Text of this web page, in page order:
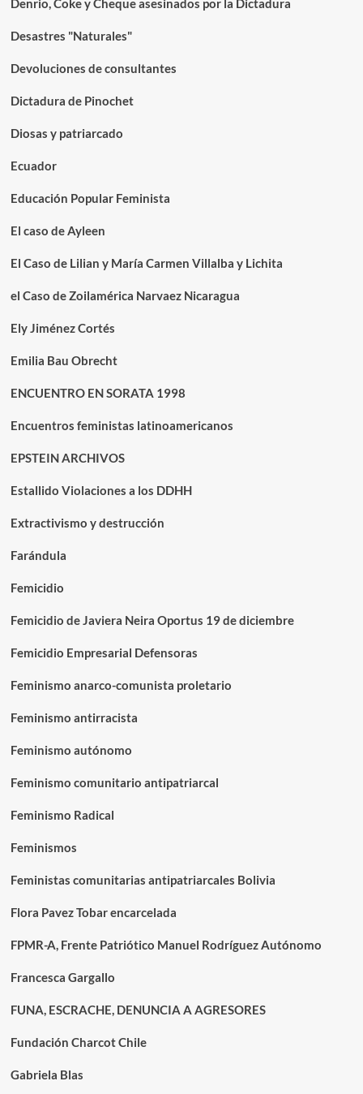
Denrio, Coke y Cheque asesinados por la Dictadura
Desastres "Naturales"
Devoluciones de consultantes
Dictadura de Pinochet
Diosas y patriarcado
Ecuador
Educación Popular Feminista
El caso de Ayleen
El Caso de Lilian y María Carmen Villalba y Lichita
el Caso de Zoilamérica Narvaez Nicaragua
Ely Jiménez Cortés
Emilia Bau Obrecht
ENCUENTRO EN SORATA 1998
Encuentros feministas latinoamericanos
EPSTEIN ARCHIVOS
Estallido Violaciones a los DDHH
Extractivismo y destrucción
Farándula
Femicidio
Femicidio de Javiera Neira Oportus 19 de diciembre
Femicidio Empresarial Defensoras
Feminismo anarco-comunista proletario
Feminismo antirracista
Feminismo autónomo
Feminismo comunitario antipatriarcal
Feminismo Radical
Feminismos
Feministas comunitarias antipatriarcales Bolivia
Flora Pavez Tobar encarcelada
FPMR-A, Frente Patriótico Manuel Rodríguez Autónomo
Francesca Gargallo
FUNA, ESCRACHE, DENUNCIA A AGRESORES
Fundación Charcot Chile
Gabriela Blas